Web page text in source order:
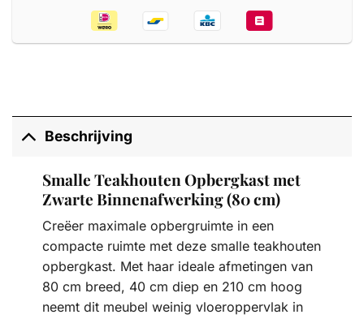
Beschrijving
Smalle Teakhouten Opbergkast met
Zwarte Binnenafwerking (80 cm)
Creëer maximale opbergruimte in een
compacte ruimte met deze smalle teakhouten
opbergkast. Met haar ideale afmetingen van
80 cm breed, 40 cm diep en 210 cm hoog
neemt dit meubel weinig vloeroppervlak in